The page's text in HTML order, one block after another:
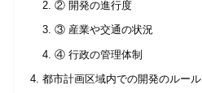
② 開発の進行度
③ 産業や交通の状況
④ 行政の管理体制
都市計画区域内での開発のルール